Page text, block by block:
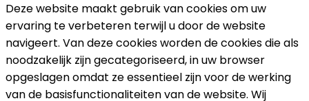
Deze website maakt gebruik van cookies om uw
ervaring te verbeteren terwijl u door de website
navigeert. Van deze cookies worden de cookies die als
noodzakelijk zijn gecategoriseerd, in uw browser
opgeslagen omdat ze essentieel zijn voor de werking
van de basisfunctionaliteiten van de website. Wij